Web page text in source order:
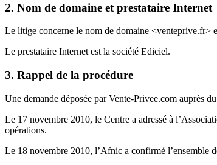
2. Nom de domaine et prestataire Internet
Le litige concerne le nom de domaine <venteprive.fr>
Le prestataire Internet est la société Ediciel.
3. Rappel de la procédure
Une demande déposée par Vente-Privee.com auprès
Le 17 novembre 2010, le Centre a adressé à
opérations.
Le 18 novembre 2010, l’Afnic a confirmé l’ensemble